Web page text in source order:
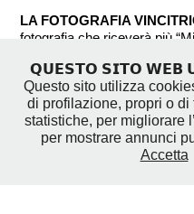
LA FOTOGRAFIA
fotografia che riceverà più
PARTNERSHIP Il
Weekè aperto alla
attività commerciali,
intendono promuoversi sul
strumento della fotografia.
𝗤𝗨𝗘𝗦𝗧𝗢 𝗦𝗜𝗧𝗢 𝗪𝗘𝗕
Questo sito utilizza
di profilazione, propri o
statistiche, per migliorare
per mostrare annunci
Accetta